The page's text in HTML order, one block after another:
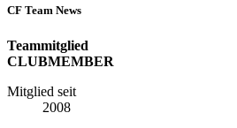
CF Team News
Teammitglied
CLUBMEMBER
Mitglied seit
2008